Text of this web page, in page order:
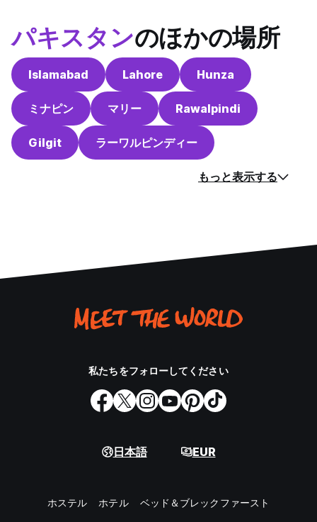
パキスタンのほかの場所
Islamabad Lahore Hunza
ミナピン マリー Rawalpindi
Gilgit ラーワルピンディー
もっと表示する
私たちをフォローしてください
日本語 EUR
ホステル ホテル ベッド＆ブレックファースト